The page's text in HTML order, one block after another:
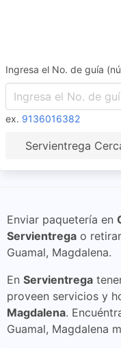
Ingresa el No. de guía
ex. 9136016382
Servientrega
Enviar paquetería en
Servientrega o
Guamal, Magdalena.
En Servientrega
proveen servicios y
Magdalena.
Guamal, Magdalena